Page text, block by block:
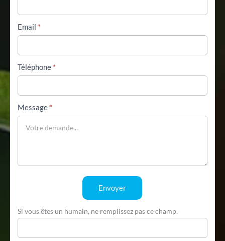
Email *
Téléphone*
Message*
Envoyer
Si vous êtes un humain, ne remplissez pas ce champ.